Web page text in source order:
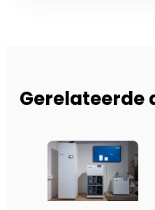
Gerelateerde